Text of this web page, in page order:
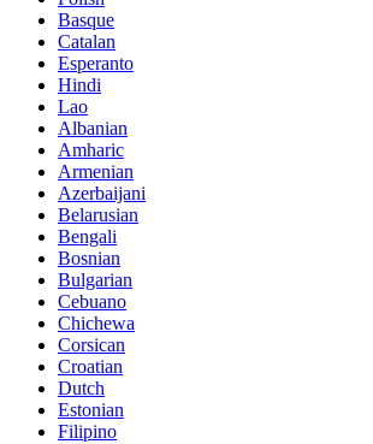
Basque
Catalan
Esperanto
Hindi
Lao
Albanian
Amharic
Armenian
Azerbaijani
Belarusian
Bengali
Bosnian
Bulgarian
Cebuano
Chichewa
Corsican
Croatian
Dutch
Estonian
Filipino